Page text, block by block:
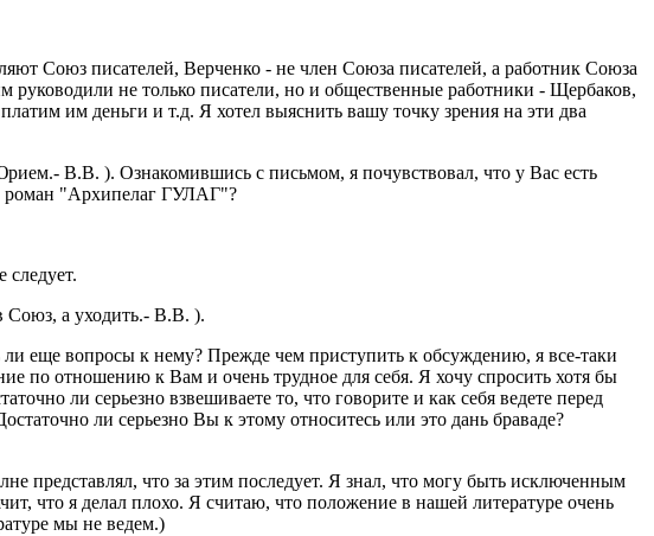
Союз писателей, Верченко - не член Союза писателей, а работник Союза
не только писатели, но и общественные работники - Щербаков,
им деньги и т.д. Я хотел выяснить вашу точку зрения на эти два
В.В. ). Ознакомившись с письмом, я почувствовал, что у Вас есть
роман "Архипелаг ГУЛАГ"?
а уходить.- В.В. ).
еще вопросы к нему? Прежде чем приступить к обсуждению, я все-таки
по отношению к Вам и очень трудное для себя. Я хочу спросить хотя бы
ли серьезно взвешиваете то, что говорите и как себя ведете перед
ли серьезно Вы к этому относитесь или это дань браваде?
что за этим последует. Я знал, что могу быть исключенным
что я делал плохо. Я считаю, что положение в нашей литературе очень
мы не ведем.)